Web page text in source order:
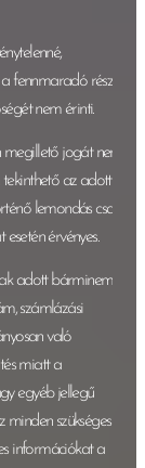
fennmaradó részek
nem érinti.
jogát nem
az adott
lemondás csak
érvényes.
adott bárminemű
számlázási
való
miatt a
egyéb jellegű
minden szükséges
információkat a